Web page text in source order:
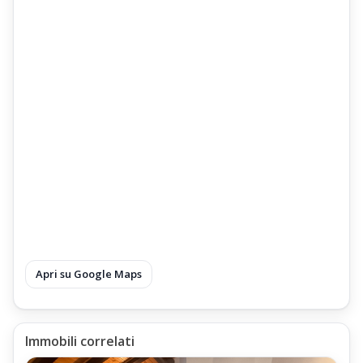
Apri su Google Maps
Immobili correlati